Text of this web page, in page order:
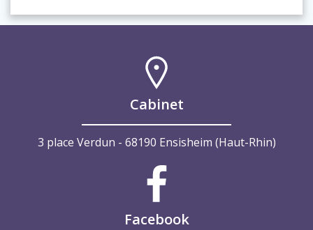
Cabinet
3 place Verdun - 68190 Ensisheim (Haut-Rhin)
Facebook